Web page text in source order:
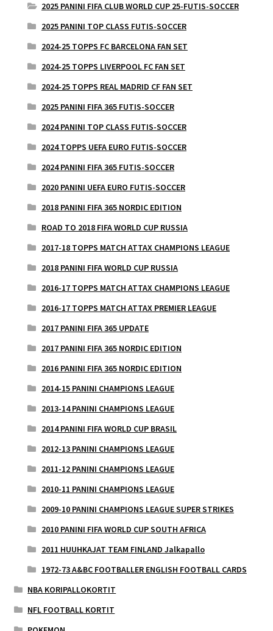
2025 PANINI FIFA CLUB WORLD CUP 25-FUTIS-SOCCER
2025 PANINI TOP CLASS FUTIS-SOCCER
2024-25 TOPPS FC BARCELONA FAN SET
2024-25 TOPPS LIVERPOOL FC FAN SET
2024-25 TOPPS REAL MADRID CF FAN SET
2025 PANINI FIFA 365 FUTIS-SOCCER
2024 PANINI TOP CLASS FUTIS-SOCCER
2024 TOPPS UEFA EURO FUTIS-SOCCER
2024 PANINI FIFA 365 FUTIS-SOCCER
2020 PANINI UEFA EURO FUTIS-SOCCER
2018 PANINI FIFA 365 NORDIC EDITION
ROAD TO 2018 FIFA WORLD CUP RUSSIA
2017-18 TOPPS MATCH ATTAX CHAMPIONS LEAGUE
2018 PANINI FIFA WORLD CUP RUSSIA
2016-17 TOPPS MATCH ATTAX CHAMPIONS LEAGUE
2016-17 TOPPS MATCH ATTAX PREMIER LEAGUE
2017 PANINI FIFA 365 UPDATE
2017 PANINI FIFA 365 NORDIC EDITION
2016 PANINI FIFA 365 NORDIC EDITION
2014-15 PANINI CHAMPIONS LEAGUE
2013-14 PANINI CHAMPIONS LEAGUE
2014 PANINI FIFA WORLD CUP BRASIL
2012-13 PANINI CHAMPIONS LEAGUE
2011-12 PANINI CHAMPIONS LEAGUE
2010-11 PANINI CHAMPIONS LEAGUE
2009-10 PANINI CHAMPIONS LEAGUE SUPER STRIKES
2010 PANINI FIFA WORLD CUP SOUTH AFRICA
2011 HUUHKAJAT TEAM FINLAND Jalkapallo
1972-73 A&BC FOOTBALLER ENGLISH FOOTBALL CARDS
NBA KORIPALLOKORTIT
NFL FOOTBALL KORTIT